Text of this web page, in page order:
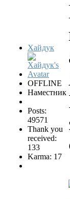
Хайдук
OFFLINE
Наместник
Posts:
49571
Thank you
received:
133
Karma: 17